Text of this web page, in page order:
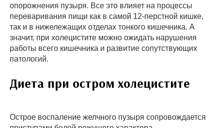
опорожнения пузыря. Все это влияет на процессы
переваривания пищи как в самой 12-перстной кишке,
так и в нижележащих отделах тонкого кишечника. А
значит, при холецистите можно ожидать нарушения
работы всего кишечника и развитие сопутствующих
патологий.
Диета при остром холецистите
Острое воспаление желчного пузыря сопровождается